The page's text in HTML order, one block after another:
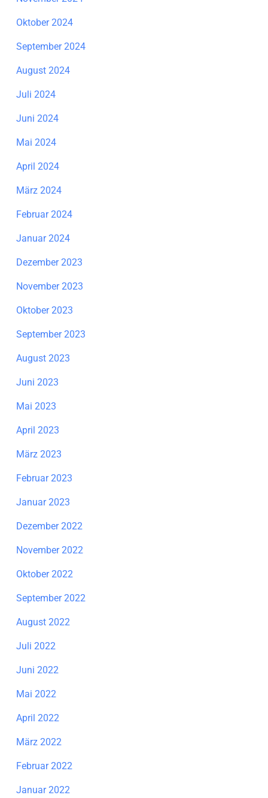
Oktober 2024
September 2024
August 2024
Juli 2024
Juni 2024
Mai 2024
April 2024
März 2024
Februar 2024
Januar 2024
Dezember 2023
November 2023
Oktober 2023
September 2023
August 2023
Juni 2023
Mai 2023
April 2023
März 2023
Februar 2023
Januar 2023
Dezember 2022
November 2022
Oktober 2022
September 2022
August 2022
Juli 2022
Juni 2022
Mai 2022
April 2022
März 2022
Februar 2022
Januar 2022